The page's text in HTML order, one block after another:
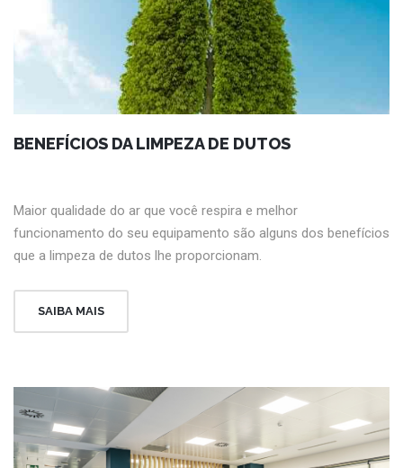
BENEFÍCIOS DA LIMPEZA DE DUTOS
Maior qualidade do ar que você respira e melhor
funcionamento do seu equipamento são alguns dos benefícios
que a limpeza de dutos lhe proporcionam.
SAIBA MAIS